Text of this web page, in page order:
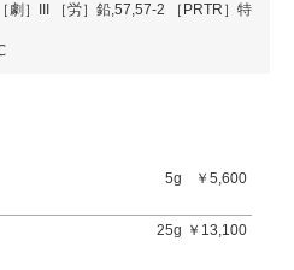
［劇］III ［労］鉛,57,57-2
［PRTR］特
5g ￥5,600
25g ￥13,100